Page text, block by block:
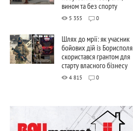
вином та без спорту
5 355 0
Шлях до мрії: як учасник
бойових дій із Борисполя
скористався грантом для
старту власного бізнесу
4 815 0